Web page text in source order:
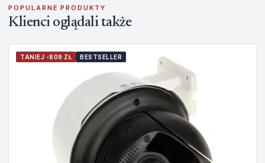
POPULARNE PRODUKTY
Klienci oglądali także
TANIEJ -809 ZŁ BESTSELLER